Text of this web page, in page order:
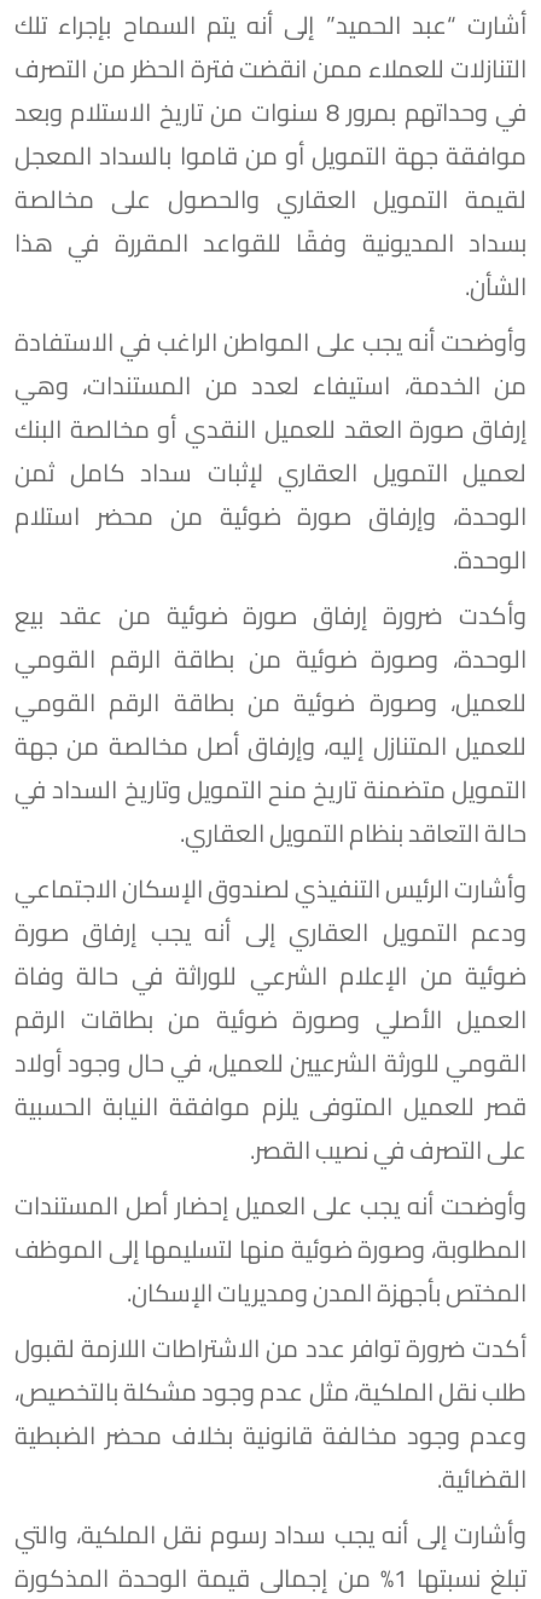
أشارت “عبد الحميد” إلى أنه يتم السماح بإجراء تلك
التنازلات للعملاء ممن انقضت فترة الحظر من التصرف
في وحداتهم بمرور 8 سنوات من تاريخ الاستلام وبعد
موافقة جهة التمويل أو من قاموا بالسداد المعجل
لقيمة التمويل العقاري والحصول على مخالصة
بسداد المديونية وفقًا للقواعد المقررة في هذا
الشأن.
وأوضحت أنه يجب على المواطن الراغب في الاستفادة
من الخدمة، استيفاء لعدد من المستندات، وهي
إرفاق صورة العقد للعميل النقدي أو مخالصة البنك
لعميل التمويل العقاري لإثبات سداد كامل ثمن
الوحدة، وإرفاق صورة ضوئية من محضر استلام
الوحدة.
وأكدت ضرورة إرفاق صورة ضوئية من عقد بيع
الوحدة، وصورة ضوئية من بطاقة الرقم القومي
للعميل، وصورة ضوئية من بطاقة الرقم القومي
للعميل المتنازل إليه، وإرفاق أصل مخالصة من جهة
التمويل متضمنة تاريخ منح التمويل وتاريخ السداد في
حالة التعاقد بنظام التمويل العقاري.
وأشارت الرئيس التنفيذي لصندوق الإسكان الاجتماعي
ودعم التمويل العقاري إلى أنه يجب إرفاق صورة
ضوئية من الإعلام الشرعي للوراثة في حالة وفاة
العميل الأصلي وصورة ضوئية من بطاقات الرقم
القومي للورثة الشرعيين للعميل، في حال وجود أولاد
قصر للعميل المتوفى يلزم موافقة النيابة الحسبية
على التصرف في نصيب القصر.
وأوضحت أنه يجب على العميل إحضار أصل المستندات
المطلوبة، وصورة ضوئية منها لتسليمها إلى الموظف
المختص بأجهزة المدن ومديريات الإسكان.
أكدت ضرورة توافر عدد من الاشتراطات اللازمة لقبول
طلب نقل الملكية، مثل عدم وجود مشكلة بالتخصيص،
وعدم وجود مخالفة قانونية بخلاف محضر الضبطية
القضائية.
وأشارت إلى أنه يجب سداد رسوم نقل الملكية، والتي
تبلغ نسبتها 1% من إجمالى قيمة الوحدة المذكورة